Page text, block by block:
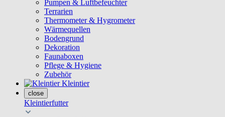
Pumpen & Luftbefeuchter
Terrarien
Thermometer & Hygrometer
Wärmequellen
Bodengrund
Dekoration
Faunaboxen
Pflege & Hygiene
Zubehör
Kleintier
close
Kleintierfutter